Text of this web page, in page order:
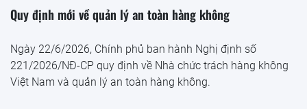
Quy định mới về quản lý an toàn hàng không
Ngày 22/6/2026, Chính phủ ban hành Nghị định số
221/2026/NĐ-CP quy định về Nhà chức trách hàng không
Việt Nam và quản lý an toàn hàng không.